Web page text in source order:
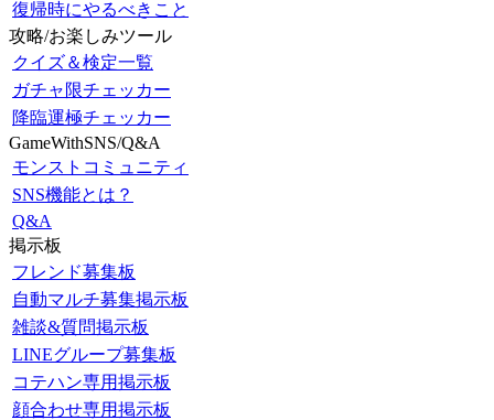
復帰時にやるべきこと
攻略/お楽しみツール
クイズ＆検定一覧
ガチャ限チェッカー
降臨運極チェッカー
GameWithSNS/Q&A
モンストコミュニティ
SNS機能とは？
Q&A
掲示板
フレンド募集板
自動マルチ募集掲示板
雑談&質問掲示板
LINEグループ募集板
コテハン専用掲示板
顔合わせ専用掲示板